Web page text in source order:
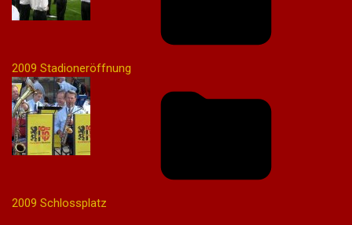
2009 Stadioneröffnung
2009 Schlossplatz